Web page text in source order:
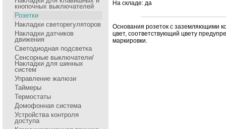
кнопочных выключателей
Розетки
Накладки cветорегуляторов
Накладки датчиков
движения
Светодиодная подсветка
Сенсорные выключатели/
Накладки для шинных
систем
Управление жалюзи
Таймеры
Термостаты
Домофонная система
Устройства контроля
доступа
На складе: да
Основания pозеток с заземляющими
цвет, соответствующий цвету
маpкиpовки.